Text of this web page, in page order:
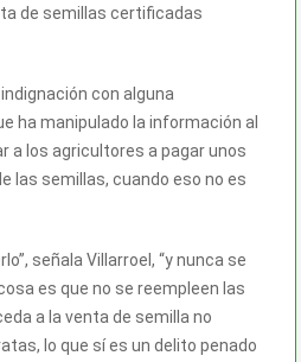
de semillas certificadas
con alguna
ha manipulado la información al
a los agricultores a pagar unos
las semillas, cuando eso no es
señala Villarroel, “y nunca se
es que no se reempleen las
a la venta de semilla no
lo que sí es un delito penado